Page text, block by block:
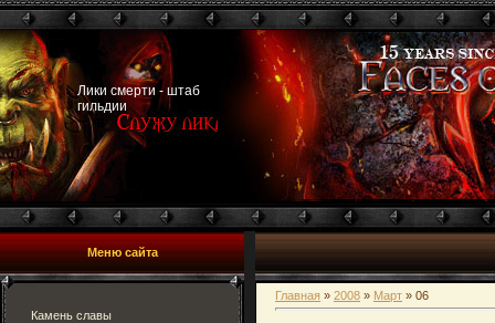
Лики смерти - штаб
гильдии
Меню сайта
Камень славы
Главная » 2008 » Март » 06